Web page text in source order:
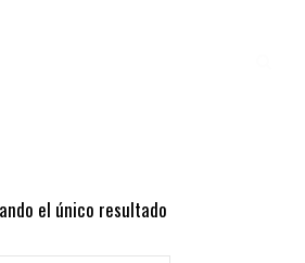
el único resultado